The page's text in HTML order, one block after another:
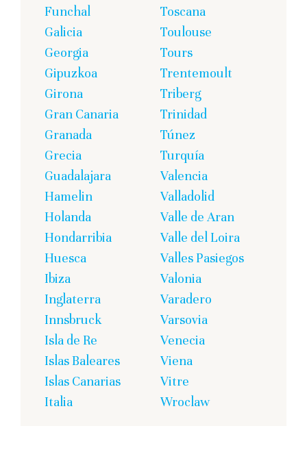
Funchal
Galicia
Georgia
Gipuzkoa
Girona
Gran Canaria
Granada
Grecia
Guadalajara
Hamelin
Holanda
Hondarribia
Huesca
Ibiza
Inglaterra
Innsbruck
Isla de Re
Islas Baleares
Islas Canarias
Italia
Toscana
Toulouse
Tours
Trentemoult
Triberg
Trinidad
Túnez
Turquía
Valencia
Valladolid
Valle de Aran
Valle del Loira
Valles Pasiegos
Valonia
Varadero
Varsovia
Venecia
Viena
Vitre
Wroclaw